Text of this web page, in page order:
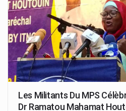
Les Militants Du MPS
Dr Ramatou Mahamat